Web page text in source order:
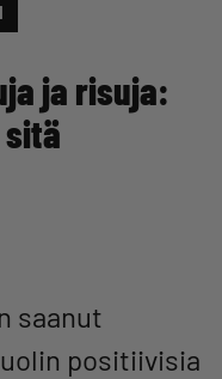
ja risuja:
sitä
saanut
positiivisia